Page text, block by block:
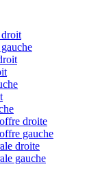
droit
droite
gauche
droite
gauche